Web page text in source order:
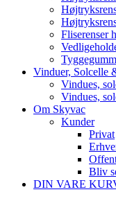
Fliserenser
Vinduer, Solcelle
Vindues,
Vindues,
Om Skyvac
Kunder
Privat
Bliv
DIN VARE